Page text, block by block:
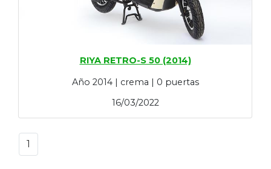
RIYA RETRO-S 50 (2014)
Año 2014 | crema | 0 puertas
16/03/2022
1